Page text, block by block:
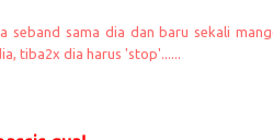
seband sama dia dan baru sekali
tiba2x dia harus 'stop'......